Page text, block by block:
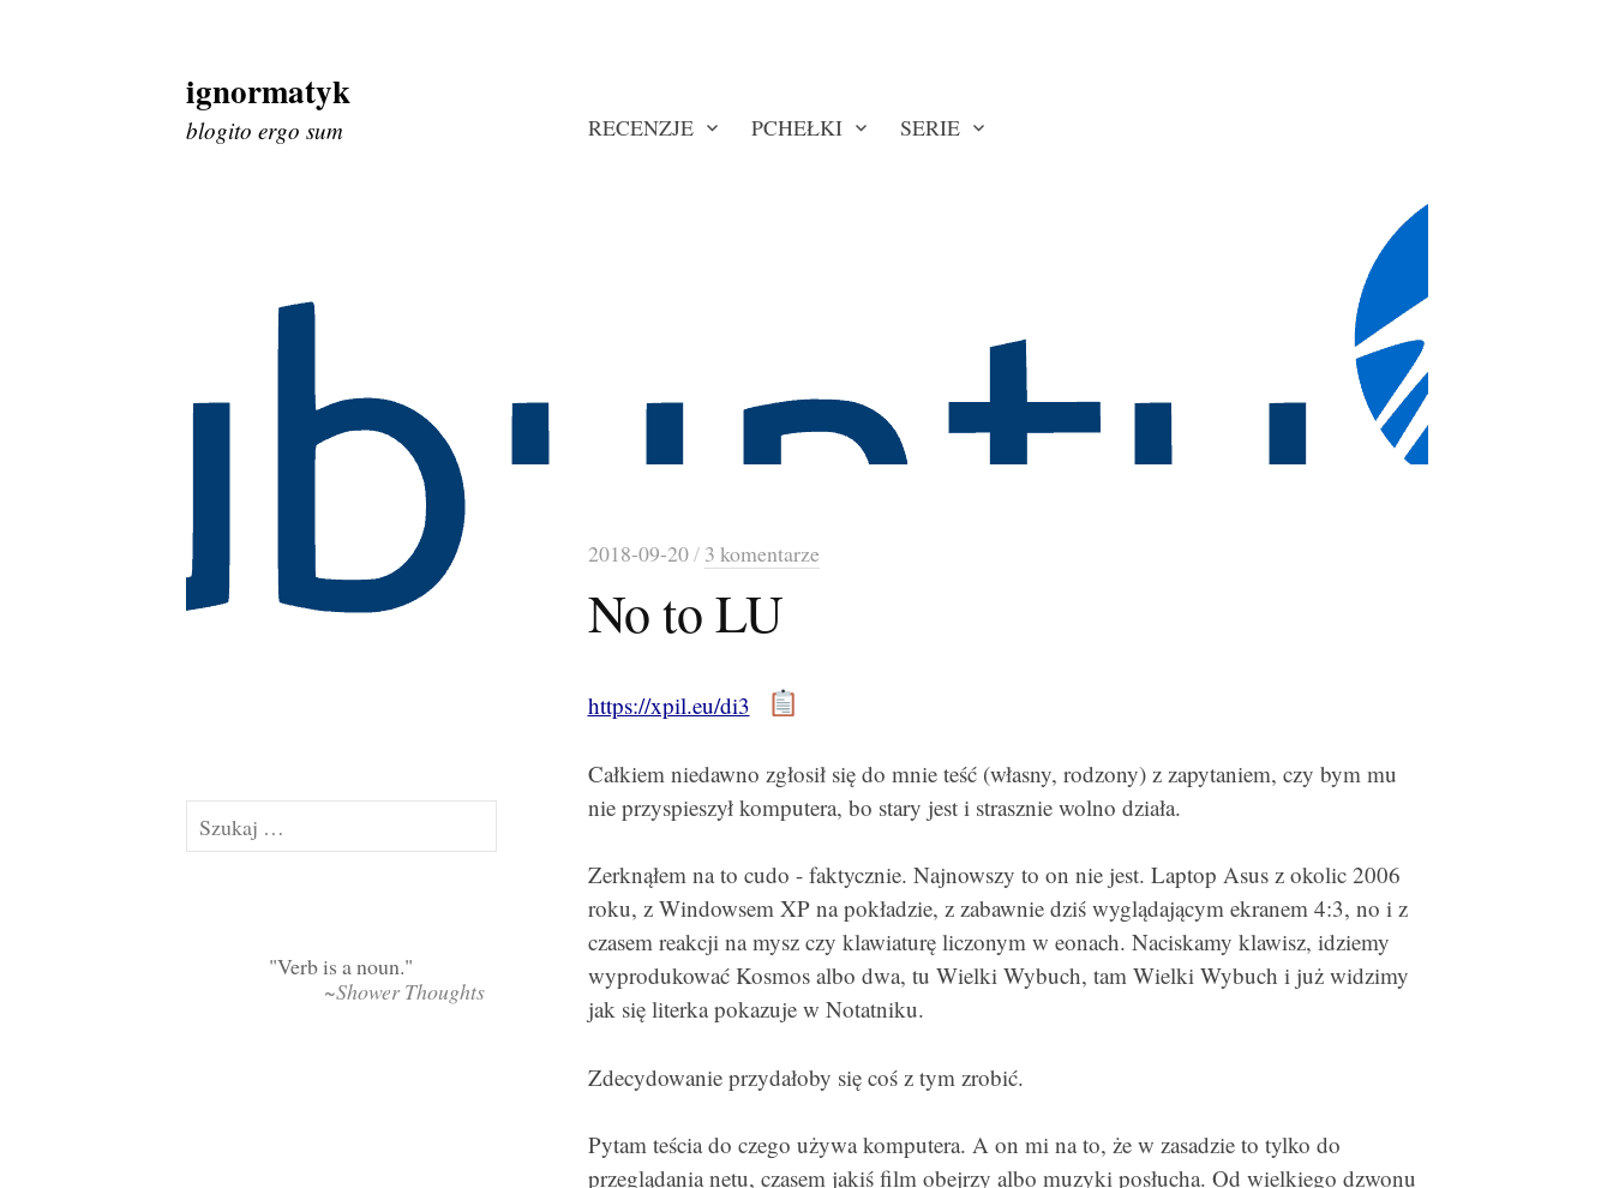
Skip
to
content
ignormatyk
blogito ergo sum RECENZJE PCHEŁKI SERIE
2018-09-20/ 3 komentarze
No to LU
https://xpil.eu/di3
Całkiem niedawno zgłosił się do mnie teść (własny, rodzony) z zapytaniem, czy bym mu
nie przyspieszył komputera, bo stary jest i strasznie wolno działa.
Zerknąłem na to cudo - faktycznie. Najnowszy to on nie jest. Laptop Asus z okolic 2006
roku, z Windowsem XP na pokładzie, z zabawnie dziś wyglądającym ekranem 4:3, no i z
czasem reakcji na mysz czy klawiaturę liczonym w eonach. Naciskamy klawisz, idziemy
wyprodukować Kosmos albo dwa, tu Wielki Wybuch, tam Wielki Wybuch i już widzimy
jak się literka pokazuje w Notatniku.
Zdecydowanie przydałoby się coś z tym zrobić.
Pytam teścia do czego używa komputera. A on mi na to, że w zasadzie to tylko do
przeglądania netu, czasem jakiś film obejrzy albo muzyki posłucha. Od wielkiego dzwonu
Szukaj:
Verb is a noun.
~Shower Thoughts